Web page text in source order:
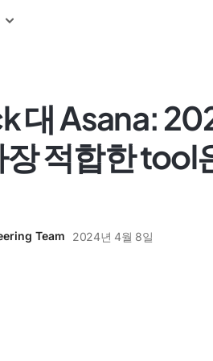
대 Asana:
장 적합한 tool
Team 2024년 4월 8일